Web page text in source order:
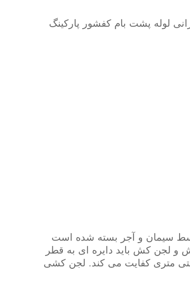
لوله پشت بام کفشور پارکینگ
توسط سیمان و آجر بسته شده است
و لجن کش باید دایره ای به قطر
باز شود ولی برای تخلیه با مکنده به اندازه یک لوله 10 سانتی متری کفایت می کند. لجن کشی